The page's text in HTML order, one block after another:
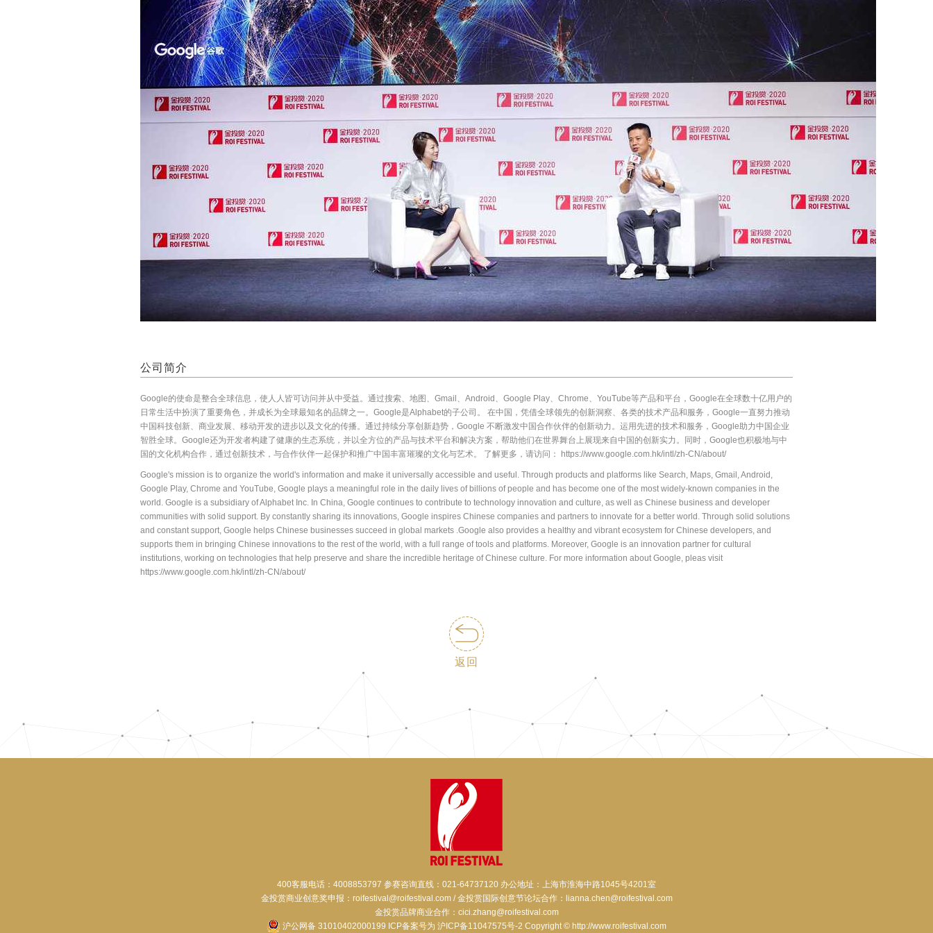
公司简介
Google的使命是整合全球信息，使人人皆可访问并从中受益。通过搜索、地图、 Gmail 、 Android 、 Google Play、 Chrome、 YouTube等产品和平台， Google在全球数十亿用户的
日常生活中扮演了重要角色，并成长为全球最知名的品牌之一。 Google是Alphabet的子公司。 在中国，凭借全球领先的创新洞察、各类的技术产品和服务， Google一直努力推动
中国科技创新、商业发展、移动开发的进步以及文化的传播。通过持续分享创新趋势， Google 不断激发中国合作伙伴的创新动力。运用先进的技术和服务， Google助力中国企业
智胜全球。 Google还为开发者构建了健康的生态系统，并以全方位的产品与技术平台和解决方案，帮助他们在世界舞台上展现来自中国的创新实力。同时， Google也积极地与中
国的文化机构合作，通过创新技术，与合作伙伴一起保护和推广中国丰富璀璨的文化与艺术。
了解更多，请访问： https://www.google.com.hk/intl/zh-CN/about/
Google's mission is to organize the world's information and make it universally accessible and useful. Through products and platforms like Search, Maps, Gmail, Android,
Google Play, Chrome and YouTube, Google plays a meaningful role in the daily lives of billions of people and has become one of the most widely-known companies in the
world. Google is a subsidiary of Alphabet Inc. In China, Google continues to contribute to technology innovation and culture, as well as Chinese business and developer
communities with solid support. By constantly sharing its innovations, Google inspires Chinese companies and partners to innovate for a better world. Through solid solutions
and constant support, Google helps Chinese businesses succeed in global markets .Google also provides a healthy and vibrant ecosystem for Chinese developers, and
supports them in bringing Chinese innovations to the rest of the world, with a full range of tools and platforms. Moreover, Google is an innovation partner for cultural
institutions, working on technologies that help preserve and share the incredible heritage of Chinese culture. For more information about Google, pleas visit
https://www.google.com.hk/intl/zh-CN/about/
返回
400客服电话：4008853797 参赛咨询直线：021-64737120 办公地址：上海市淮海中路1045号4201室
金投赏商业创意奖申报：roifestival@roifestival.com / 金投赏国际创意节论坛合作：lianna.chen@roifestival.com
金投赏品牌商业合作：cici.zhang@roifestival.com
沪公网备 31010402000199 ICP备案号为 沪ICP备11047575号-2 Copyright © http://www.roifestival.com